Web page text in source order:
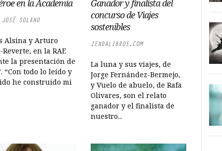
en la Academia
SOLANO
Alsina y Arturo
Reverte, en la RAE
la presentación de
“Con todo lo leído y
he construido mi
Ganador y finalista del
concurso de Viajes
sostenibles
ZENDALIBROS.COM
La luna y sus viajes, de
Jorge Fernández-Bermejo,
y Vuelo de abuelo, de Rafa
Olivares, son el relato
ganador y el finalista de
nuestro...